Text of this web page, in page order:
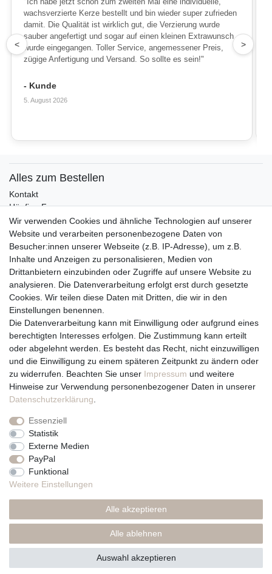
wachsverzierte Kerze bestellt und bin wieder super zufrieden
damit. Die Qualität ist wirklich gut, die Verzierung wurde
sauber angefertigt und sogar auf einen kleinen Extrawunsch
wurde eingegangen. Toller Service, angemessener Preis,
zügige Anfertigung und Versand. So sollte es sein!"
- Kunde
5. August 2026
< >
Alles zum Bestellen
Kontakt
Häufige Fragen
Zahlungsmöglichkeiten
Versandbedingungen
Widerrufsrecht
Vertrag widerrufen
Über uns und unsere Kerzen
Team
Unternehmen / Philosophie
Kerzenpflege und Abbrennhinweise
Unsere Kerzenlieferanten
Du erreichst uns von
Montag bis Freitag 10 bis 17 Uhr
Telefonisch und per Whatsapp
erreichst Du uns unter:
+49 561 287 907 84
Rechtliches
Impressum
Datenschutzerklärung
* Preise inkl. MwSt., zzgl. Versand(DE)
Wir verwenden Cookies und ähnliche Technologien auf unserer
Website und verarbeiten personenbezogene Daten von
Besucher:innen unserer Webseite (z.B. IP-Adresse), um z.B.
Inhalte und Anzeigen zu personalisieren, Medien von
Drittanbietern einzubinden oder Zugriffe auf unsere Website zu
analysieren. Die Datenverarbeitung erfolgt erst durch gesetzte
Cookies. Wir teilen diese Daten mit Dritten, die wir in den
Einstellungen benennen.
Die Datenverarbeitung kann mit Einwilligung oder aufgrund eines
berechtigten Interesses erfolgen. Die Zustimmung kann erteilt
oder abgelehnt werden. Es besteht das Recht, nicht einzuwilligen
und die Einwilligung zu einem späteren Zeitpunkt zu ändern oder
zu widerrufen. Beachten Sie unser Impressum und weitere
Hinweise zur Verwendung personenbezogener Daten in unserer
Daten­schutz­erklärung
Essenziell
Statistik
Externe Medien
PayPal
Funktional
Weitere Einstellungen
Alle akzeptieren
Alle ablehnen
Auswahl akzeptieren